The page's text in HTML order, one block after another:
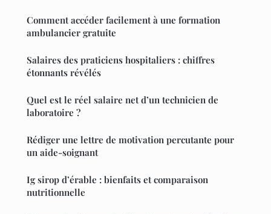
Comment accéder facilement à une formation
ambulancier gratuite
Salaires des praticiens hospitaliers : chiffres
étonnants révélés
Quel est le réel salaire net d’un technicien de
laboratoire ?
Rédiger une lettre de motivation percutante pour
un aide-soignant
Ig sirop d’érable : bienfaits et comparaison
nutritionnelle